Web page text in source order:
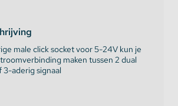
male click socket voor 5-24V kun je
maken tussen 2 dual
aderig signaal